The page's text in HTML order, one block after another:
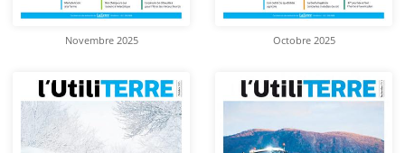
Novembre 2025 Octobre 2025